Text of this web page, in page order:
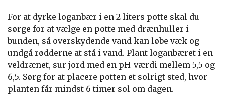
For at dyrke loganbær i en 2 liters potte skal du
sørge for at vælge en potte med drænhuller i
bunden, så overskydende vand kan løbe væk og
undgå rødderne at stå i vand. Plant loganbæret i en
veldrænet, sur jord med en pH-værdi mellem 5,5 og
6,5. Sørg for at placere potten et solrigt sted, hvor
planten får mindst 6 timer sol om dagen.